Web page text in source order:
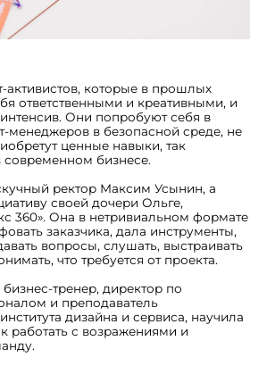
которые в прошлых
ответственными и креативными, и
Они попробуют себя в
менеджеров в безопасной среде, не
ценные навыки, так
современном бизнесе.
ректор Максим Усынин, а
своей дочери Ольге,
360». Она в нетривиальном формате
заказчика, дала инструменты,
вопросы, слушать, выстраивать
что требуется от проекта.
тренер, директор по
и преподаватель
дизайна и сервиса, научила
работать с возражениями и